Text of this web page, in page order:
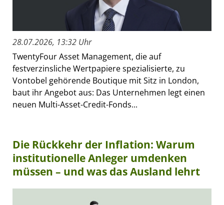
28.07.2026, 13:32 Uhr
TwentyFour Asset Management, die auf
festverzinsliche Wertpapiere spezialisierte, zu
Vontobel gehörende Boutique mit Sitz in London,
baut ihr Angebot aus: Das Unternehmen legt einen
neuen Multi-Asset-Credit-Fonds...
Die Rückkehr der Inflation: Warum
institutionelle Anleger umdenken
müssen – und was das Ausland lehrt